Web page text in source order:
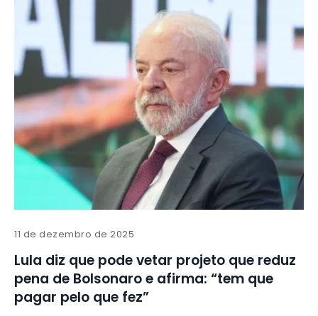
11 de dezembro de 2025
Lula diz que pode vetar projeto que reduz
pena de Bolsonaro e afirma: “tem que
pagar pelo que fez”